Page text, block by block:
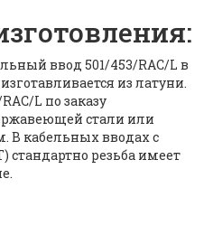
ввод 501/453/RAC/L в
из латуни.
L по заказу
стали или
В кабельных вводах с
cтандартно резьба имеет